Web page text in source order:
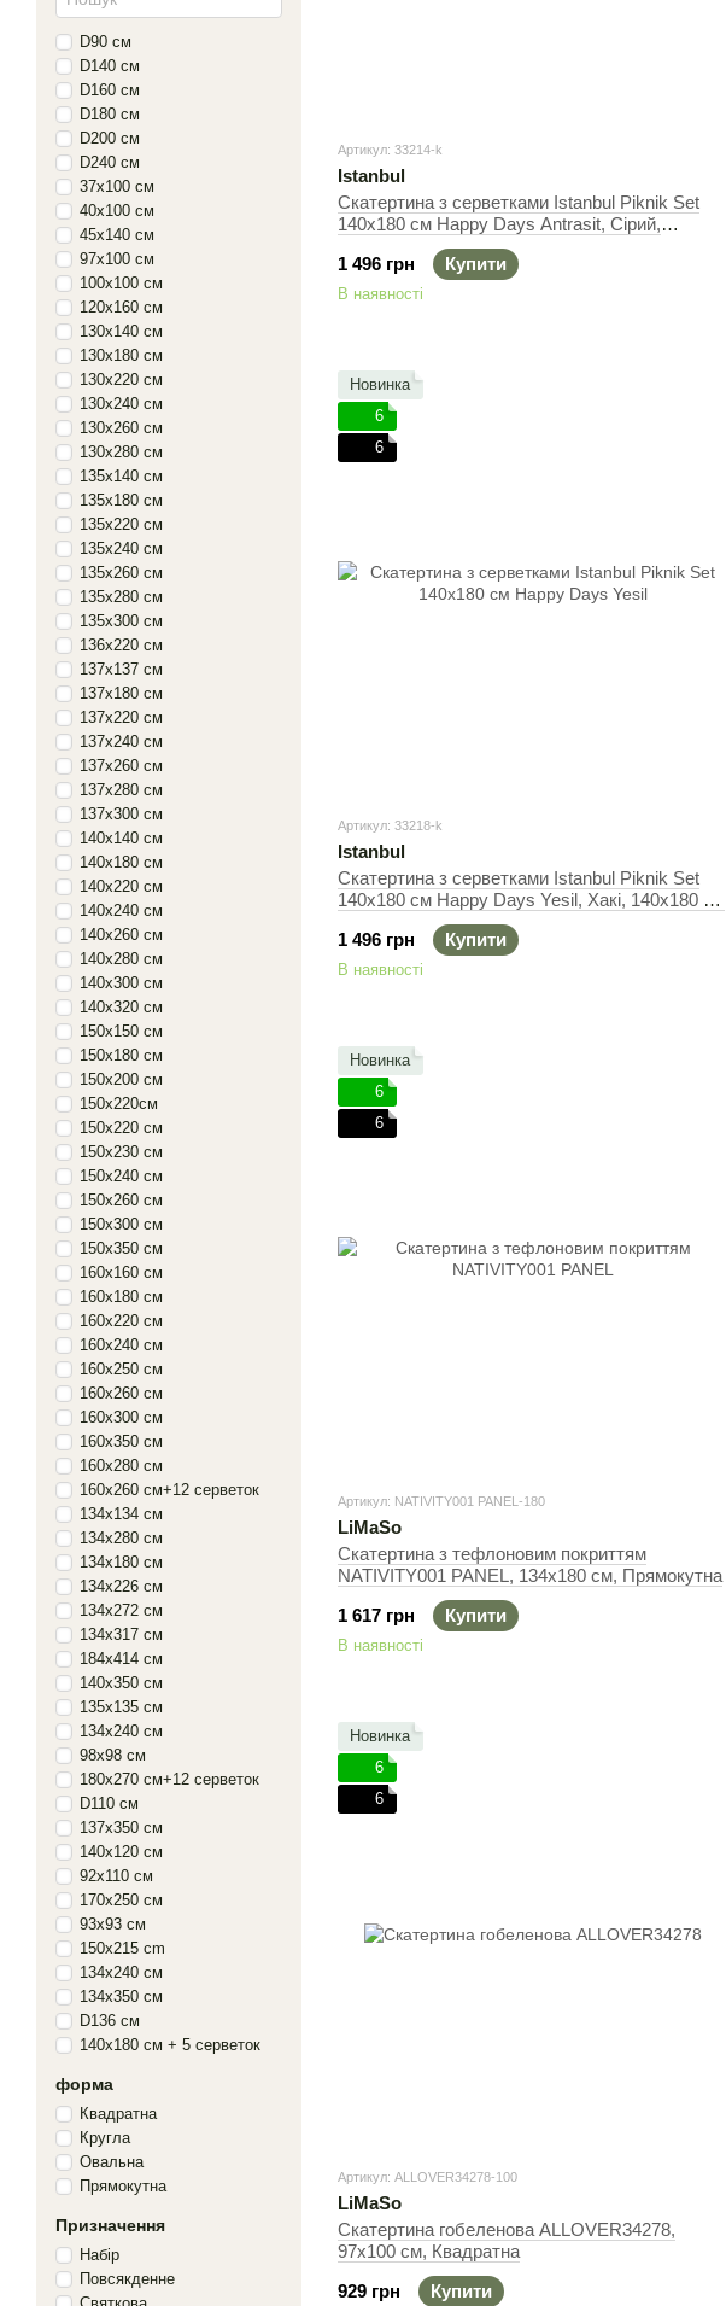
Артикул: 33214-k
Istanbul
Скатертина з серветками Istanbul Piknik Set
140х180 см Happy Days Antrasit, Сірий,
140х180 см + 5 серветок, Прямокутна
1 496 грн
Купити
В наявності
Новинка
6
6
Артикул: 33218-k
Istanbul
Скатертина з серветками Istanbul Piknik Set
140х180 см Happy Days Yesil, Хакі, 140х180 см
+ 5 серветок, Прямокутна
1 496 грн
Купити
В наявності
Новинка
6
6
Артикул: NATIVITY001 PANEL-180
LiMaSo
Скатертина з тефлоновим покриттям
NATIVITY001 PANEL, 134х180 см, Прямокутна
1 617 грн
Купити
В наявності
Новинка
6
6
Артикул: ALLOVER34278-100
LiMaSo
Скатертина гобеленова ALLOVER34278,
97х100 см, Квадратна
929 грн
Купити
D90 см
D140 см
D160 см
D180 см
D200 см
D240 см
37х100 см
40х100 см
45х140 см
97х100 см
100х100 см
120х160 см
130х140 см
130х180 см
130х220 см
130х240 см
130х260 см
130х280 см
135х140 см
135х180 см
135х220 см
135х240 см
135х260 см
135х280 см
135х300 см
136х220 см
137х137 см
137х180 см
137х220 см
137х240 см
137х260 см
137х280 см
137х300 см
140х140 см
140х180 см
140х220 см
140х240 см
140х260 см
140х280 см
140х300 см
140х320 см
150х150 см
150х180 см
150х200 см
150х220см
150х220 см
150х230 см
150х240 см
150х260 см
150х300 см
150х350 см
160х160 см
160х180 см
160х220 см
160х240 см
160х250 см
160х260 см
160х300 см
160х350 см
160х280 см
160х260 см+12 серветок
134х134 см
134х280 см
134х180 см
134х226 см
134х272 см
134х317 см
184х414 см
140х350 см
135х135 см
134х240 см
98х98 см
180х270 см+12 серветок
D110 см
137х350 см
140х120 см
92х110 см
170х250 см
93х93 см
150x215 cm
134x240 см
134x350 см
D136 см
140х180 см + 5 серветок
форма
Квадратна
Кругла
Овальна
Прямокутна
Призначення
Набір
Повсякденне